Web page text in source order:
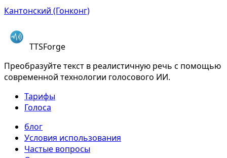
Кантонский (Гонконг)
TTSForge
Преобразуйте текст в реалистичную речь с помощью
современной технологии голосового ИИ.
Тарифы
Голоса
блог
Условия использования
Частые вопросы